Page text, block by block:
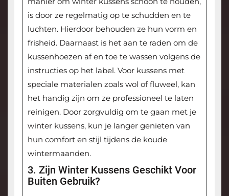
is door ze regelmatig op te schudden en te
luchten. Hierdoor behouden ze hun vorm en
frisheid. Daarnaast is het aan te raden om de
kussenhoezen af en toe te wassen volgens de
instructies op het label. Voor kussens met
speciale materialen zoals wol of fluweel, kan
het handig zijn om ze professioneel te laten
reinigen. Door zorgvuldig om te gaan met je
winter kussens, kun je langer genieten van
hun comfort en stijl tijdens de koude
wintermaanden.
3. Zijn Winter Kussens Geschikt Voor
Buiten Gebruik?